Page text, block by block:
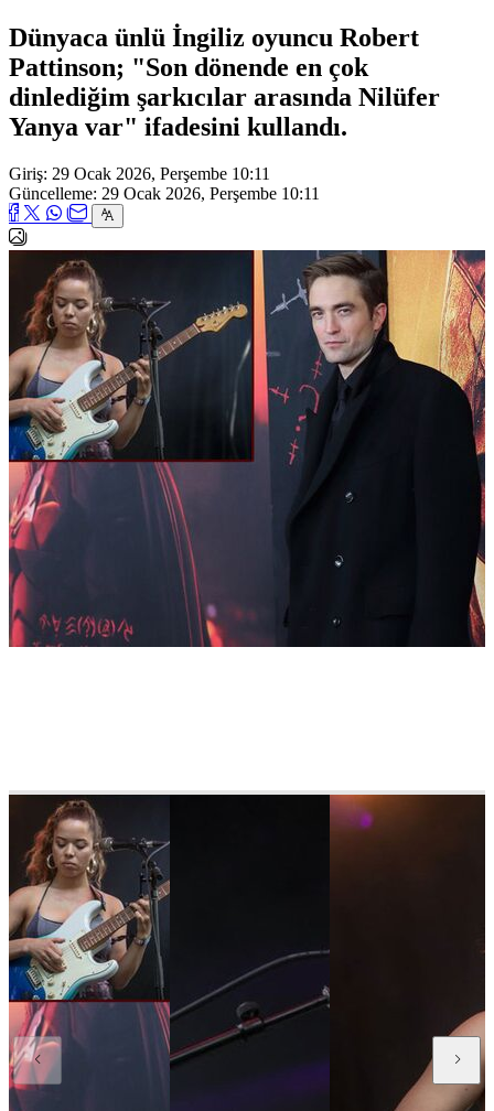
Dünyaca ünlü İngiliz oyuncu Robert
Pattinson; "Son dönende en çok
dinlediğim şarkıcılar arasında Nilüfer
Yanya var" ifadesini kullandı.
Giriş: 29 Ocak 2026, Perşembe 10:11
Güncelleme: 29 Ocak 2026, Perşembe 10:11